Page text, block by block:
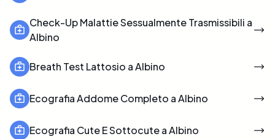
Check-Up Malattie Sessualmente Trasmissibili a
Albino
Breath Test Lattosio a Albino
Ecografia Addome Completo a Albino
Ecografia Cute E Sottocute a Albino